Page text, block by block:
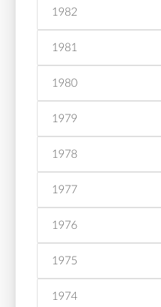
1982
1981
1980
1979
1978
1977
1976
1975
1974